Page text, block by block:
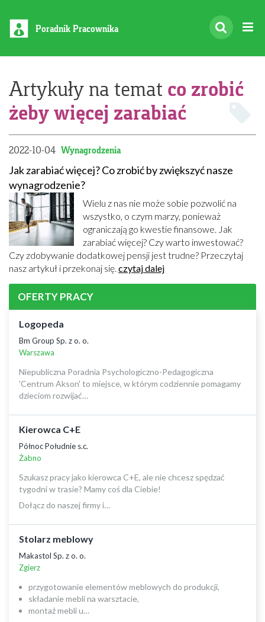
Poradnik Pracownika
Artykuły na temat co zrobić
żeby więcej zarabiać
2022-10-04 Wynagrodzenia
Jak zarabiać więcej? Co zrobić by zwiększyć nasze
wynagrodzenie?
Wielu z nas nie może sobie pozwolić na
wszystko, o czym marzy, ponieważ
ograniczają go kwestie finansowe. Jak
zarabiać więcej? Czy warto inwestować?
Czy zdobywanie dodatkowej pensji jest trudne? Przeczytaj
nasz artykuł i przekonaj się. czytaj dalej
OFERTY PRACY
Logopeda
Bm Group Sp. z o. o.
Warszawa
Niepubliczna Poradnia Psychologiczno-Pedagogiczna
'Centrum Akson' to miejsce, w którym codziennie pomagamy
dzieciom rozwijać…
Kierowca C+E
Północ Południe s.c.
Żabno
Szukasz pracy jako kierowca C+E, ale nie chcesz spędzać
tygodni w trasie? Mamy coś dla Ciebie!
Dołącz do naszej firmy i…
Stolarz meblowy
Makastol Sp. z o. o.
Zgierz
przygotowanie elementów meblowych do produkcji,
składanie mebli na warsztacie,
montaż mebli u…